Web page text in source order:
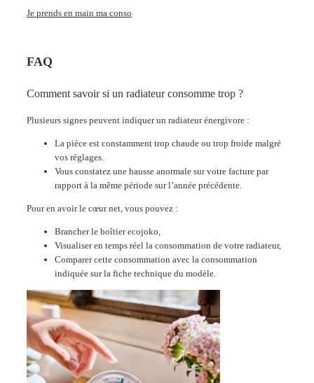
Je prends en main ma conso
FAQ
Comment savoir si un radiateur consomme trop ?
Plusieurs signes peuvent indiquer un radiateur énergivore :
La pièce est constamment trop chaude ou trop froide malgré
vos réglages.
Vous constatez une hausse anormale sur votre facture par
rapport à la même période sur l’année précédente.
Pour en avoir le cœur net, vous pouvez :
Brancher le boîtier ecojoko,
Visualiser en temps réel la consommation de votre radiateur,
Comparer cette consommation avec la consommation
indiquée sur la fiche technique du modèle.